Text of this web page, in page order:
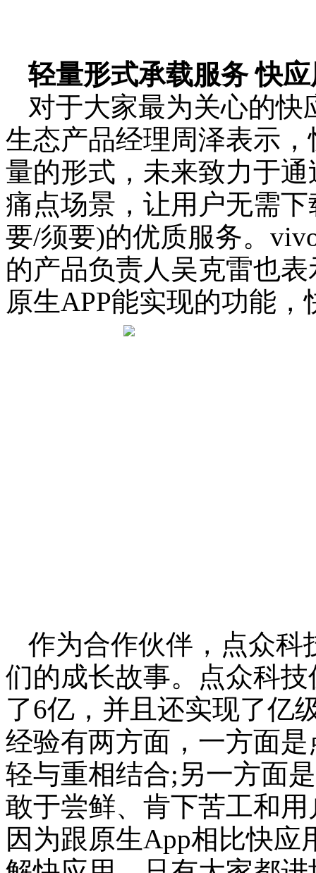
轻量形式承载服务 快
对于大家最为关心的
生态产品经理周泽表示
量的形式，未来致力于
痛点场景，让用户无需
要/须要)的优质服务。
的产品负责人吴克雷也
原生APP能实现的功能
作为合作伙伴，点众科
们的成长故事。点众科
了6亿，并且还实现了亿
经验有两方面，一方面
轻与重相结合;另一方面
敢于尝鲜、肯下苦工和
因为跟原生App相比快